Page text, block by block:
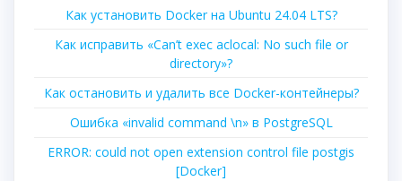
Как установить Docker на Ubuntu 24.04 LTS?
Как исправить «Can’t exec aclocal: No such file or
directory»?
Как остановить и удалить все Docker-контейнеры?
Ошибка «invalid command \n» в PostgreSQL
ERROR: could not open extension control file postgis
[Docker]